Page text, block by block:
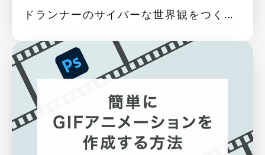
ドランナーのサイバーな世界観をつく